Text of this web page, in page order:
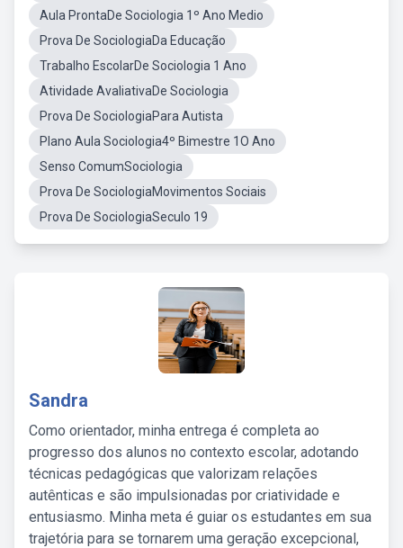
Aula ProntaDe Sociologia 1º Ano Medio
Prova De SociologiaDa Educação
Trabalho EscolarDe Sociologia 1 Ano
Atividade AvaliativaDe Sociologia
Prova De SociologiaPara Autista
Plano Aula Sociologia4º Bimestre 1O Ano
Senso ComumSociologia
Prova De SociologiaMovimentos Sociais
Prova De SociologiaSeculo 19
Sandra
Como orientador, minha entrega é completa ao
progresso dos alunos no contexto escolar, adotando
técnicas pedagógicas que valorizam relações
autênticas e são impulsionadas por criatividade e
entusiasmo. Minha meta é guiar os estudantes em sua
trajetória para se tornarem uma geração excepcional,